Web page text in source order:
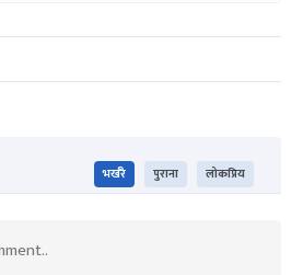
भर्खरै पुराना लोकप्रिय